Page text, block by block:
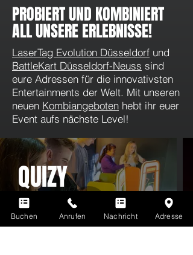
PROBIERT UND KOMBINIERT
ALL UNSERE ERLEBNISSE!
LaserTag Evolution Düsseldorf und
BattleKart Düsseldorf-Neuss sind
eure Adressen für die innovativsten
Entertainments der Welt. Mit unseren
neuen Kombiangeboten hebt ihr euer
Event aufs nächste Level!
QUIZY
Die erste KI-basierte Quiz- & Fun-
Show der Welt!
Buchen Anrufen Nachricht Adresse